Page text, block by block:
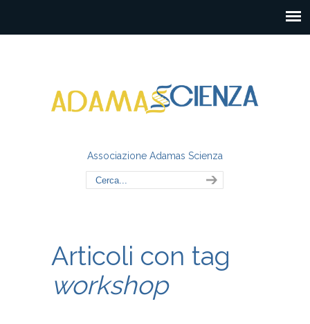
Associazione Adamas Scienza
Articoli con tag
workshop